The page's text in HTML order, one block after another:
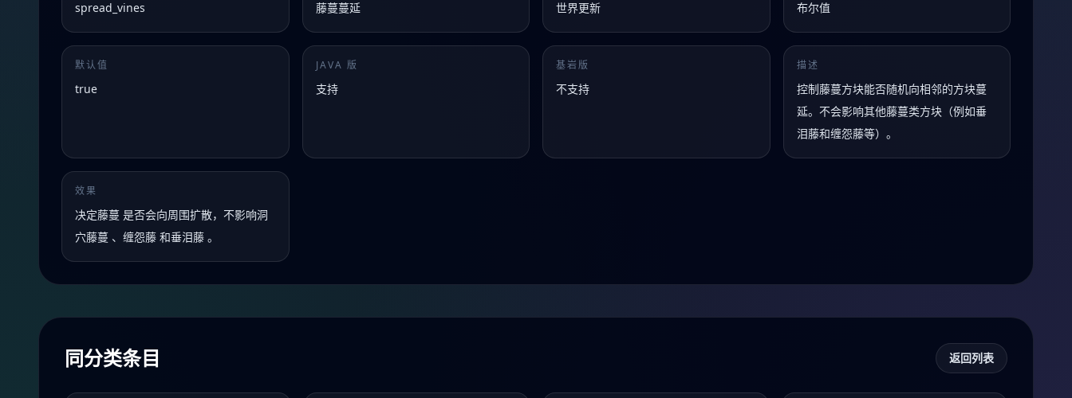
spread_vines 藤蔓蔓延 世界更新 布尔值
默认值
true
JAVA 版
支持
基岩版
不支持
描述
控制藤蔓方块能否随机向相邻的方块蔓
延。不会影响其他藤蔓类方块（例如垂
泪藤和缠怨藤等）。
效果
决定藤蔓 是否会向周围扩散，不影响洞
穴藤蔓 、缠怨藤 和垂泪藤 。
同分类条目 返回列表